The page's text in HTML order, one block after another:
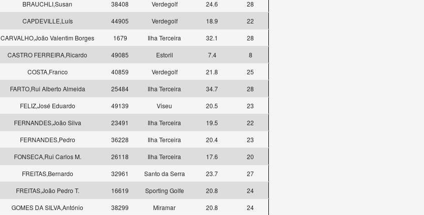
BRAUCHLI,Susan 38408 Verdegolf 24.6
28
CAPDEVILLE,Luís 44905 Verdegolf 18.9
22
CARVALHO,João Valentim Borges 1679 Ilha Terceira 32.1
28
CASTRO FERREIRA,Ricardo 49085 Estoril 7.4
8
COSTA,Franco 40859 Verdegolf 21.8
25
FARTO,Rui Alberto Almeida 25484 Ilha Terceira 34.7
28
FELIZ,José Eduardo 49139 Viseu 20.5
23
FERNANDES,João Silva 23491 Ilha Terceira 19.5
22
FERNANDES,Pedro 36228 Ilha Terceira 20.4
23
FONSECA,Rui Carlos M. 26118 Ilha Terceira 17.6
20
FREITAS,Bernardo 32961 Santo da Serra 23.7
27
FREITAS,João Pedro T. 16619 Sporting Golfe 20.8
24
GOMES DA SILVA,António 38299 Miramar 20.8
24